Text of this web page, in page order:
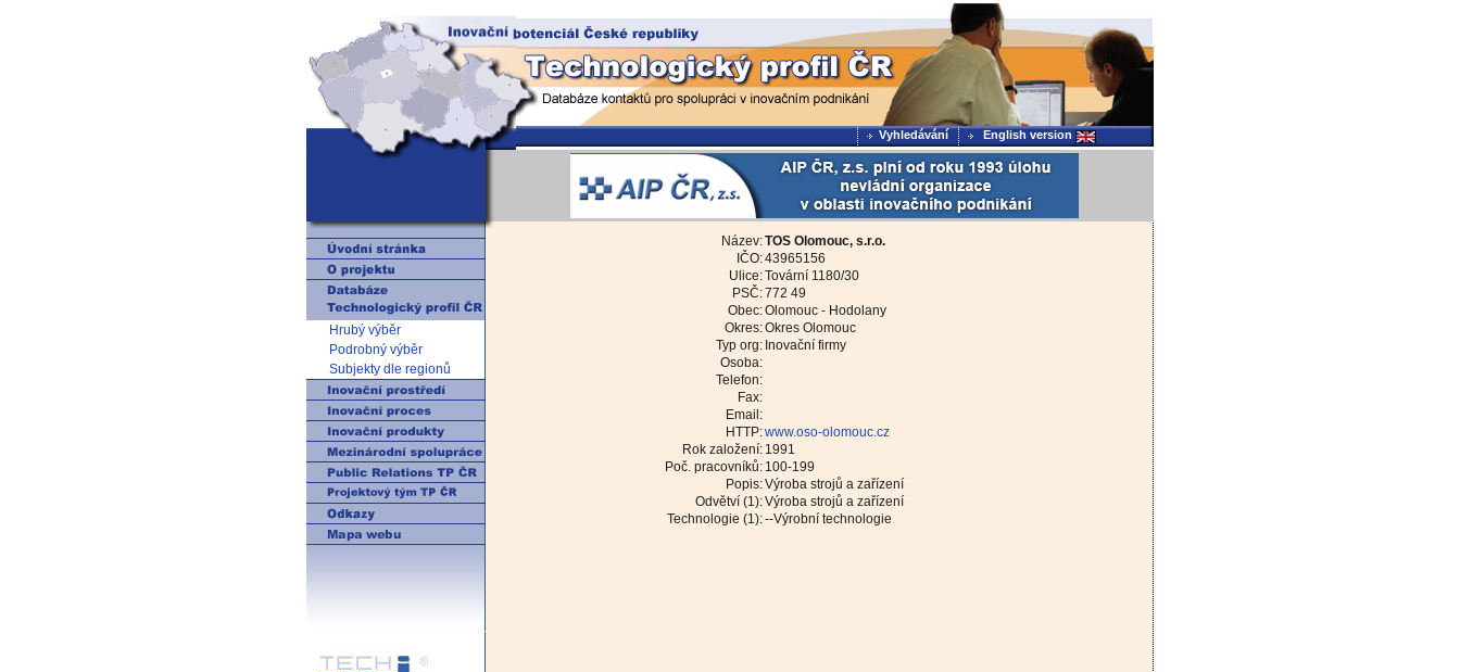
Vyhledávání English version
Hrubý výběr
Podrobný výběr
Subjekty dle regionů
Název:TOS Olomouc, s.r.o.
IČO:43965156
Ulice:Tovární 1180/30
PSČ:772 49
Obec:Olomouc - Hodolany
Okres:Okres Olomouc
Typ org: Inovační firmy
Osoba:
Telefon:
Fax:
Email:
HTTP:www.oso-olomouc.cz
Rok založení: 1991
Poč. pracovníků: 100-199
Popis:Výroba strojů a zařízení
Odvětví (1):Výroba strojů a zařízení
Technologie (1):--Výrobní technologie